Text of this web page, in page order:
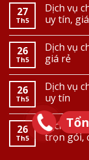
27
Th5
Dịch vụ
uy tín,
26
Th5
Dịch vụ
giá rẻ
26
Th5
Dịch vụ
uy tín
26
Th5
Dịch vụ
trọn gói,